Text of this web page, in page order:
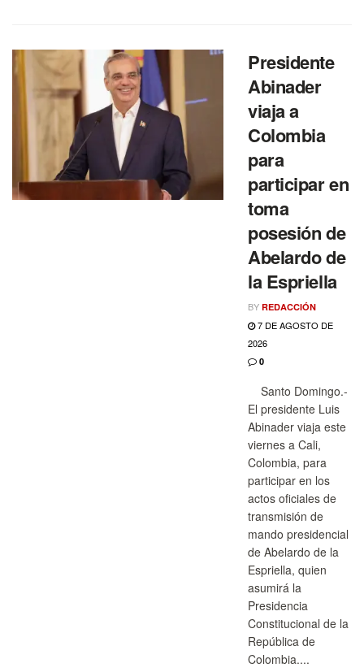
Presidente
Abinader
viaja a
Colombia
para
participar en
toma
posesión de
Abelardo de
la Espriella
BY REDACCIÓN
7 DE AGOSTO DE
2026
0
Santo Domingo.-
El presidente Luis
Abinader viaja este
viernes a Cali,
Colombia, para
participar en los
actos oficiales de
transmisión de
mando presidencial
de Abelardo de la
Espriella, quien
asumirá la
Presidencia
Constitucional de la
República de
Colombia....